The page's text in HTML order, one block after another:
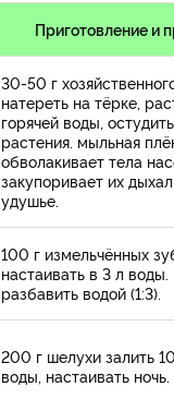
Приготовление и
30-50 г
натереть на тёрке,
горячей воды,
растения. мыльная
обволакивает тела
закупоривает их
удушье.
100 г измельчённых
настаивать в 3 л
разбавить водой (1:3).
200 г шелухи залить
воды, настаивать ночь.